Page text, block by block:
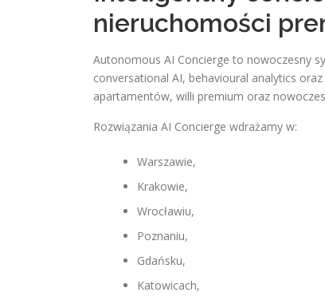
nieruchomości
Autonomous AI Concierge to nowoczesny
conversational AI, behavioural analytics
apartamentów, willi premium oraz
Rozwiązania AI Concierge wdrażamy w:
Warszawie,
Krakowie,
Wrocławiu,
Poznaniu,
Gdańsku,
Katowicach,